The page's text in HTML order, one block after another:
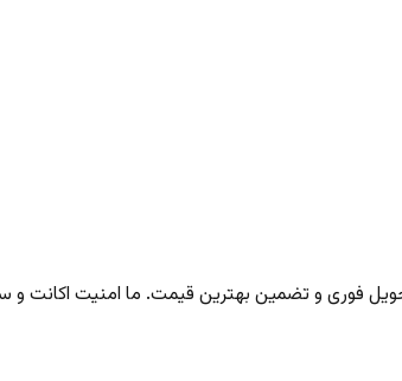
و تضمین بهترین قیمت. ما امنیت اکانت و